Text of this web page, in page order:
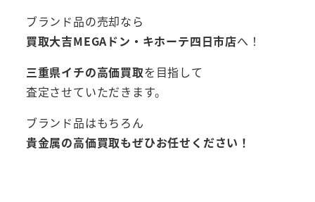
ブランド品の売却なら
買取大吉MEGAドン・キホーテ四日市店へ！
三重県イチの高価買取を目指して
査定させていただきます。
ブランド品はもちろん
貴金属の高価買取もぜひお任せください！